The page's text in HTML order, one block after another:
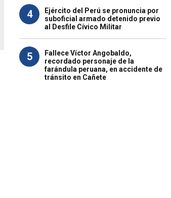
4
Ejército del Perú se pronuncia por
suboficial armado detenido previo
al Desfile Cívico Militar
5
Fallece Víctor Angobaldo,
recordado personaje de la
farándula peruana, en accidente de
tránsito en Cañete